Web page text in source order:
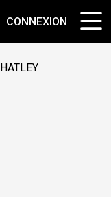
CONNEXION
HATLEY